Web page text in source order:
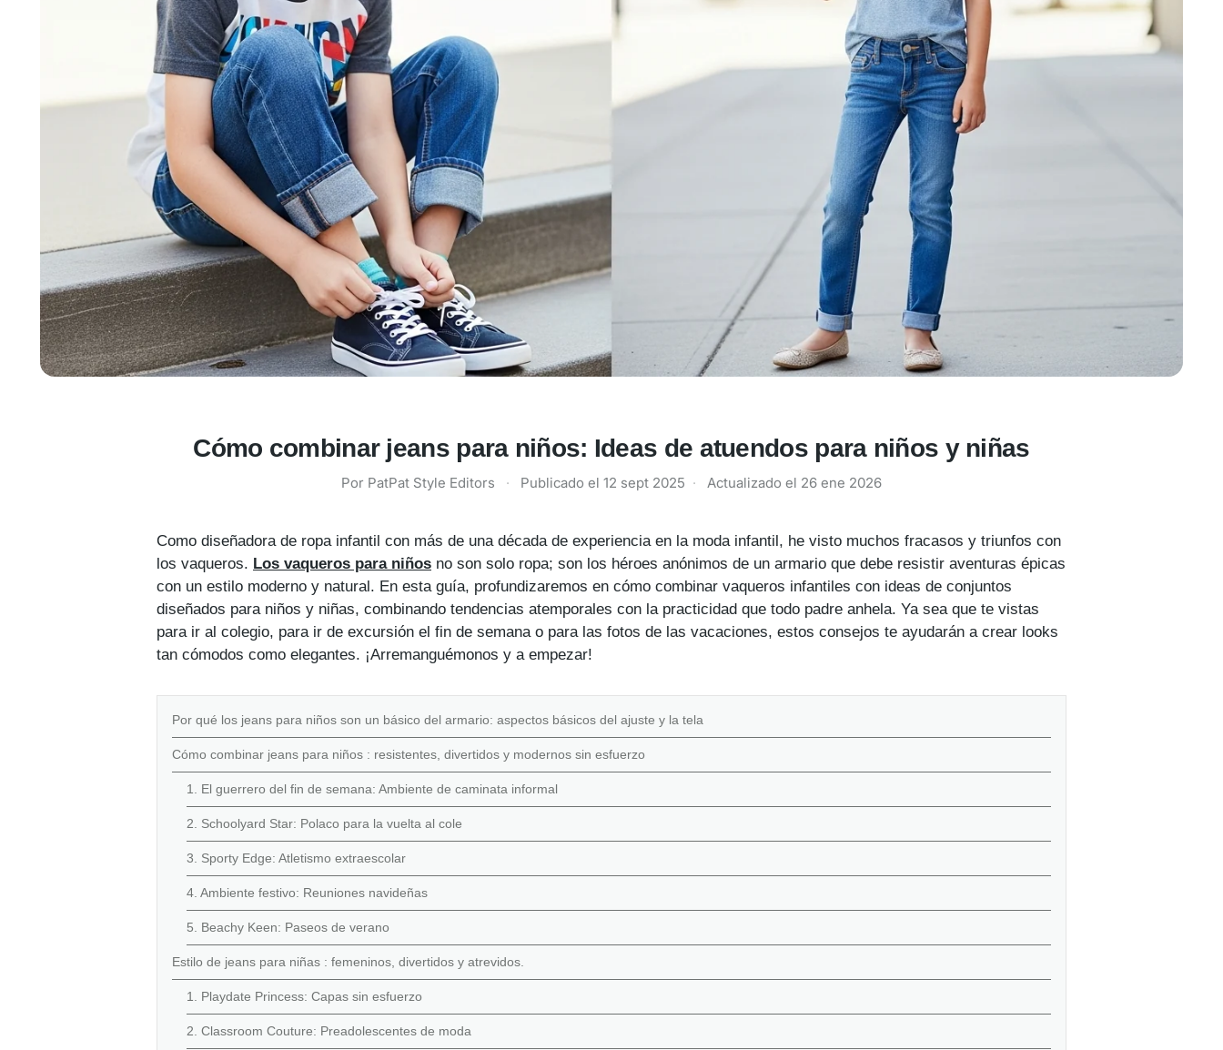
Cómo combinar jeans para niños: Ideas de atuendos para niños y niñas
Por PatPat Style Editors · Publicado el 12 sept 2025 · Actualizado el 26 ene 2026
Como diseñadora de ropa infantil con más de una década de experiencia en la moda infantil, he visto muchos fracasos y triunfos con
los vaqueros. Los vaqueros para niños no son solo ropa; son los héroes anónimos de un armario que debe resistir aventuras épicas
con un estilo moderno y natural. En esta guía, profundizaremos en cómo combinar vaqueros infantiles con ideas de conjuntos
diseñados para niños y niñas, combinando tendencias atemporales con la practicidad que todo padre anhela. Ya sea que te vistas
para ir al colegio, para ir de excursión el fin de semana o para las fotos de las vacaciones, estos consejos te ayudarán a crear looks
tan cómodos como elegantes. ¡Arremanguémonos y a empezar!
Por qué los jeans para niños son un básico del armario: aspectos básicos del ajuste y la tela
Cómo combinar jeans para niños : resistentes, divertidos y modernos sin esfuerzo
1. El guerrero del fin de semana: Ambiente de caminata informal
2. Schoolyard Star: Polaco para la vuelta al cole
3. Sporty Edge: Atletismo extraescolar
4. Ambiente festivo: Reuniones navideñas
5. Beachy Keen: Paseos de verano
Estilo de jeans para niñas : femeninos, divertidos y atrevidos.
1. Playdate Princess: Capas sin esfuerzo
2. Classroom Couture: Preadolescentes de moda